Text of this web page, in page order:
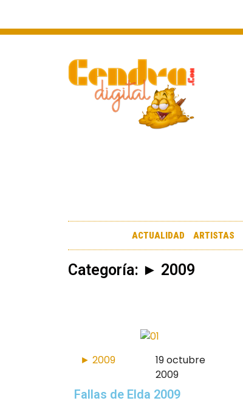
ACTUALIDAD ARTISTAS
Categoría: ► 2009
► 2009
19 octubre
2009
Fallas de Elda 2009